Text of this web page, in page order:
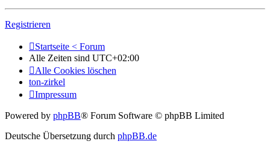
Registrieren
Startseite < Forum
Alle Zeiten sind UTC+02:00
Alle Cookies löschen
ton-zirkel
Impressum
Powered by phpBB® Forum Software © phpBB Limited
Deutsche Übersetzung durch phpBB.de